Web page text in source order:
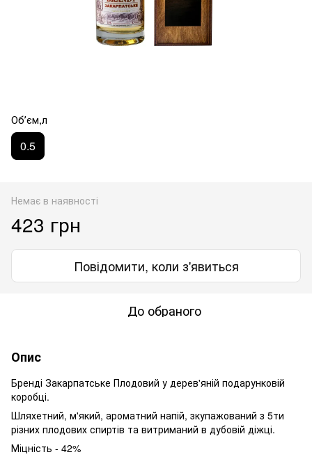
Обʼєм,л
0.5
Немає в наявності
423 грн
Повідомити, коли з'явиться
До обраного
Опис
Бренді Закарпатське Плодовий у дерев'яній подарунковій
коробці.
Шляхетний, м'який, ароматний напій, зкупажований з 5ти
різних плодових спиртів та витриманий в дубовій діжці.
Міцність - 42%